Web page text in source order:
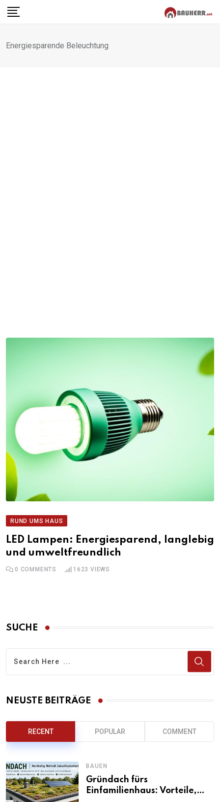
Skip
Energiesparende Beleuchtung
RUND UMS HAUS
LED Lampen: Energiesparend, langlebig
und umweltfreundlich
0 COMMENTS 1623 VIEWS
SUCHE
NEUSTE BEITRÄGE
RECENT POPULAR COMMENT
BAUEN
Gründach fürs
Einfamilienhaus: Vorteile,